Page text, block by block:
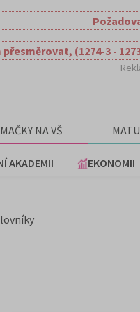
přesměrovat, (1274-3 -
NA VŠ
AKADEMII EKONOMII